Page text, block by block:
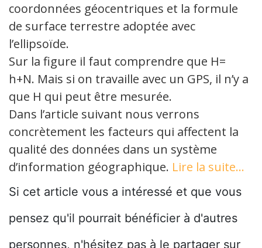
coordonnées géocentriques et la formule
de surface terrestre adoptée avec
l’ellipsoïde.
Sur la figure il faut comprendre que H=
h+N. Mais si on travaille avec un GPS, il n’y a
que H qui peut être mesurée.
Dans l’article suivant nous verrons
concrètement les facteurs qui affectent la
qualité des données dans un système
d’information géographique. Lire la suite…
Si cet article vous a intéressé et que vous
pensez qu'il pourrait bénéficier à d'autres
personnes, n'hésitez pas à le partager sur